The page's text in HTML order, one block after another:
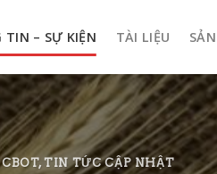
TIN – SỰ KIỆN TÀI LIỆU
,TIN TỨC CẬP NHẬT